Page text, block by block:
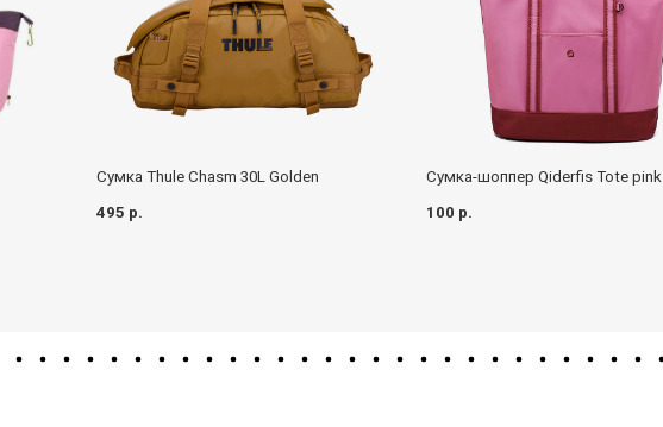
Cумка Thule Chasm 30L Golden
495 р.
Cумка-шоппер Qiderfis Tote pink
100 р.